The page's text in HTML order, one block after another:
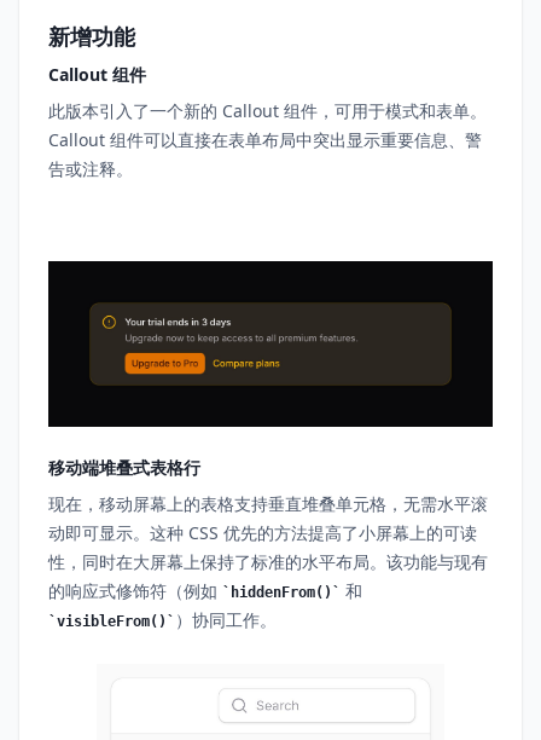
新增功能
Callout 组件
此版本引入了一个新的 Callout 组件，可用于模式和表单。
Callout 组件可以直接在表单布局中突出显示重要信息、警
告或注释。
移动端堆叠式表格行
现在，移动屏幕上的表格支持垂直堆叠单元格，无需水平滚
动即可显示。这种 CSS 优先的方法提高了小屏幕上的可读
性，同时在大屏幕上保持了标准的水平布局。该功能与现有
的响应式修饰符（例如
hiddenFrom() 和
visibleFrom() ）协同工作。